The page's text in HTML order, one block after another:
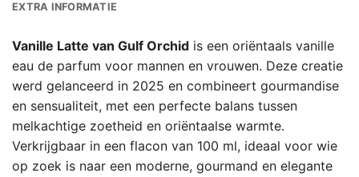
EXTRA INFORMATIE
Vanille Latte van Gulf Orchid is een oriëntaals vanille
eau de parfum voor mannen en vrouwen. Deze creatie
werd gelanceerd in 2025 en combineert gourmandise
en sensualiteit, met een perfecte balans tussen
melkachtige zoetheid en oriëntaalse warmte.
Verkrijgbaar in een flacon van 100 ml, ideaal voor wie
op zoek is naar een moderne, gourmand en elegante